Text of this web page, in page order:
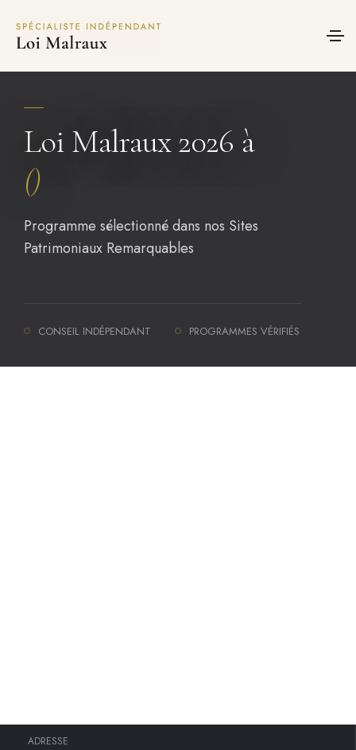
Loi Malraux 2026 à
()
Programme sélectionné dans nos Sites
Patrimoniaux Remarquables
CONSEIL INDÉPENDANT PROGRAMMES VÉRIFIÉS
ADRESSE